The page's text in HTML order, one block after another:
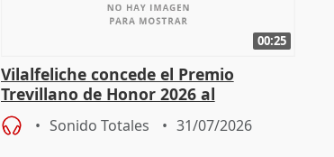
00:25
Vilalfeliche concede el Premio
Trevillano de Honor 2026 al
periodista Xabier Fortes
Sonido Totales 31/07/2026